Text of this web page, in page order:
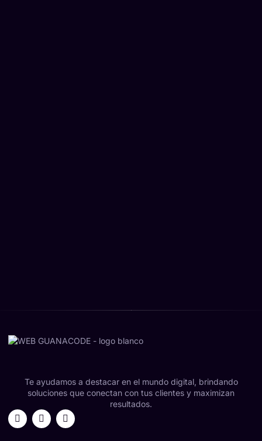
Te ayudamos a destacar en el mundo digital, brindando
soluciones que conectan con tus clientes y maximizan
resultados.